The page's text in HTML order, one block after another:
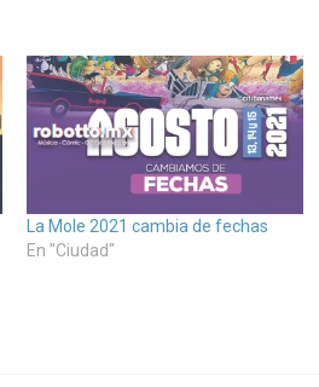
La Mole 2021 cambia de fechas
En "Ciudad"